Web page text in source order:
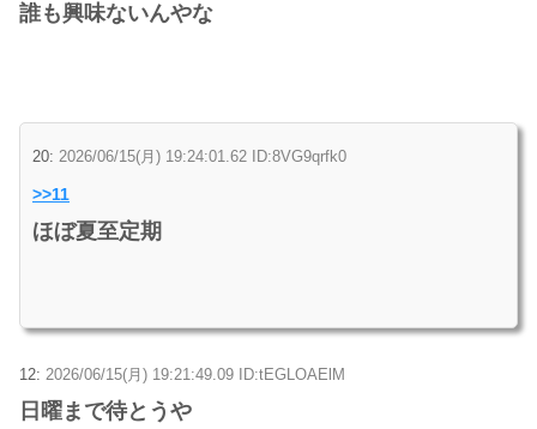
誰も興味ないんやな
20: 2026/06/15(月) 19:24:01.62 ID:8VG9qrfk0
>>11
ほぼ夏至定期
12: 2026/06/15(月) 19:21:49.09 ID:tEGLOAElM
日曜まで待とうや